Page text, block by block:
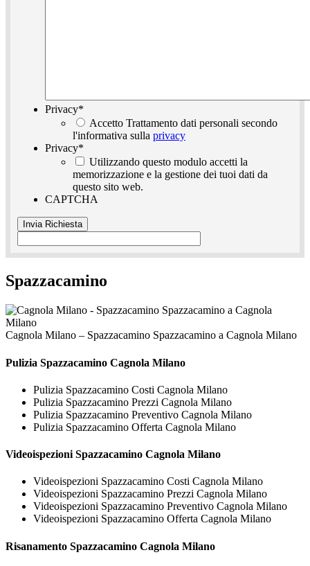
Privacy*
Accetto Trattamento dati personali secondo
l'informativa sulla privacy
Privacy*
Utilizzando questo modulo accetti la
memorizzazione e la gestione dei tuoi dati da
questo sito web.
CAPTCHA
Spazzacamino
Cagnola Milano – Spazzacamino Spazzacamino a Cagnola Milano
Pulizia Spazzacamino Cagnola Milano
Pulizia Spazzacamino Costi Cagnola Milano
Pulizia Spazzacamino Prezzi Cagnola Milano
Pulizia Spazzacamino Preventivo Cagnola Milano
Pulizia Spazzacamino Offerta Cagnola Milano
Videoispezioni Spazzacamino Cagnola Milano
Videoispezioni Spazzacamino Costi Cagnola Milano
Videoispezioni Spazzacamino Prezzi Cagnola Milano
Videoispezioni Spazzacamino Preventivo Cagnola Milano
Videoispezioni Spazzacamino Offerta Cagnola Milano
Risanamento Spazzacamino Cagnola Milano